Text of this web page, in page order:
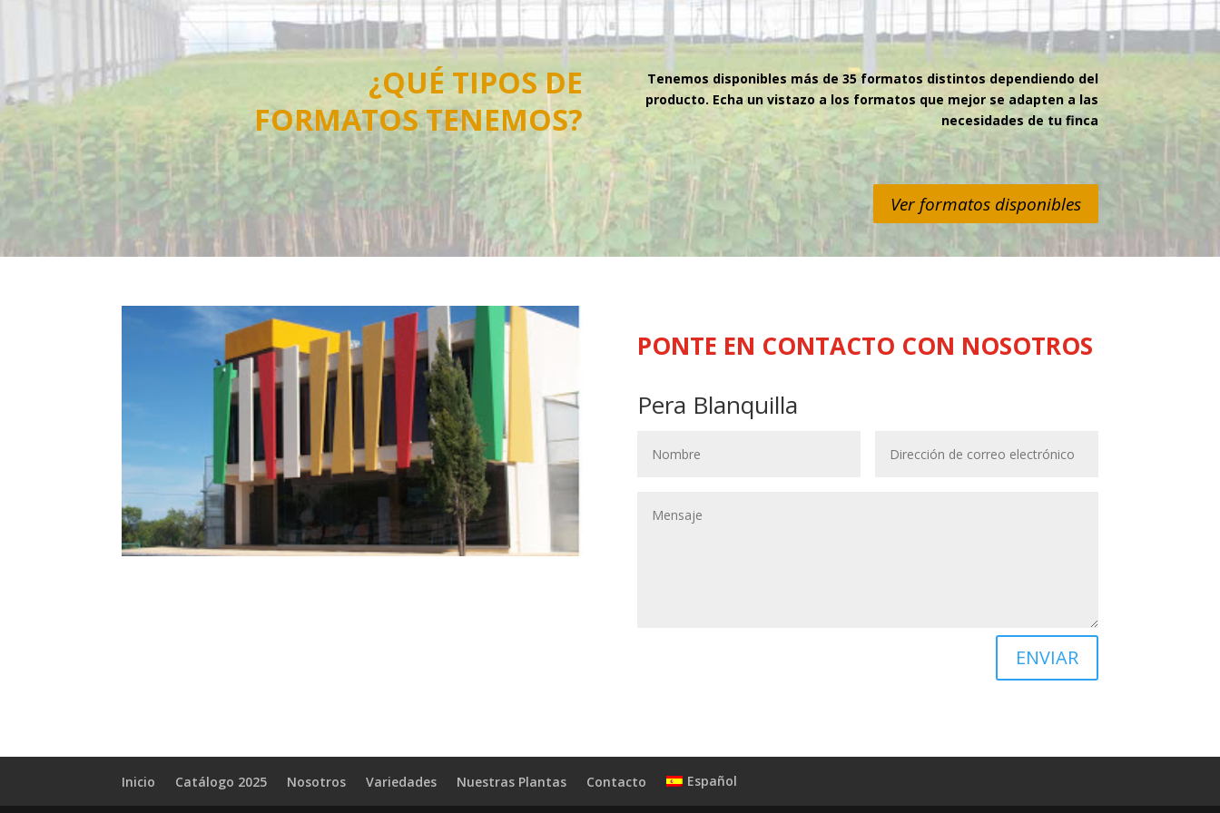
¿QUÉ TIPOS DE
FORMATOSTENEMOS?
Tenemos disponibles más de 35 formatos distintos dependiendo del
producto. Echa un vistazo a los formatos que mejor se adapten a las
necesidades de tu finca
Ver formatos disponibles
PONTE EN CONTACTO CON NOSOTROS
Pera Blanquilla
ENVIAR
Inicio Catálogo 2025 Nosotros Variedades Nuestras Plantas Contacto Español